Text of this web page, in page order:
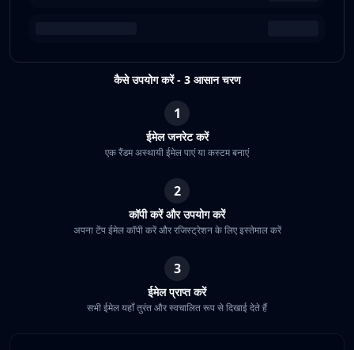
कैसे उपयोग करें - 3 आसान चरण
1
ईमेल जनरेट करें
एक रैंडम अस्थायी ईमेल पाएं या कस्टम बनाएं
2
कॉपी करें और उपयोग करें
अपना टेंप ईमेल कॉपी करें और रजिस्ट्रेशन के लिए इस्तेमाल करें
3
ईमेल प्राप्त करें
सभी ईमेल यहाँ तुरंत और स्वचालित रूप से दिखाई देते हैं